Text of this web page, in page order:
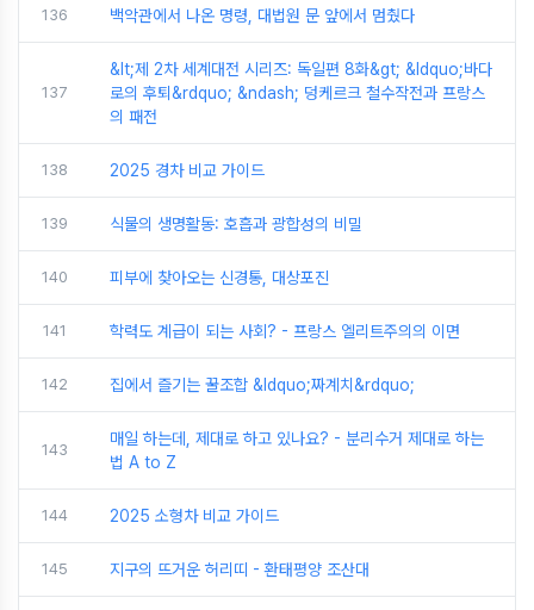
136 백악관에서 나온 명령, 대법원 문 앞에서 멈췄다
137
&lt;제 2차 세계대전 시리즈: 독일편 8화&gt; &ldquo;바다
로의 후퇴&rdquo; &ndash; 덩케르크 철수작전과 프랑스
의 패전
138 2025 경차 비교 가이드
139 식물의 생명활동: 호흡과 광합성의 비밀
140 피부에 찾아오는 신경통, 대상포진
141 학력도 계급이 되는 사회? - 프랑스 엘리트주의의 이면
142 집에서 즐기는 꿀조합 &ldquo;짜계치&rdquo;
143
매일 하는데, 제대로 하고 있나요? - 분리수거 제대로 하는
법 A to Z
144 2025 소형차 비교 가이드
145 지구의 뜨거운 허리띠 - 환태평양 조산대